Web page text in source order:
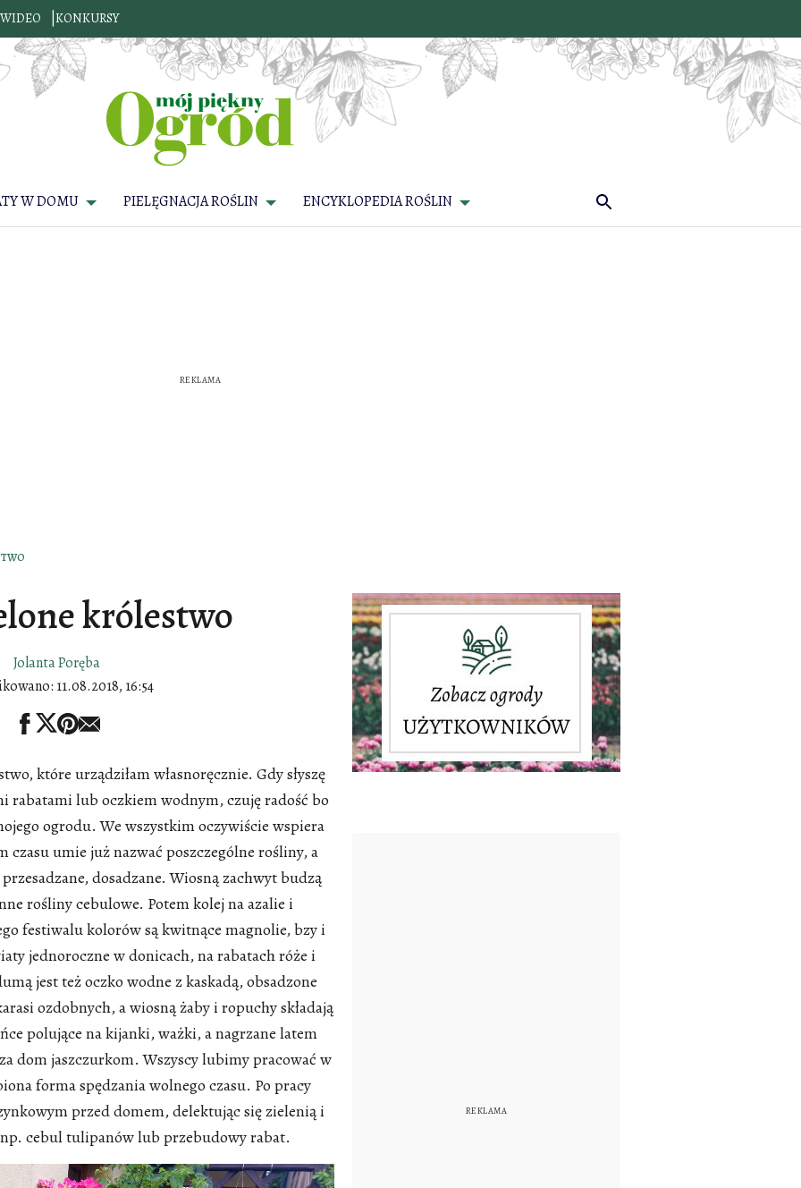
WIDEO KONKURSY
W DOMU PIELĘGNACJA ROŚLIN ENCYKLOPEDIA ROŚLIN
królestwo
Jolanta Poręba
11.08.2018, 16:54
które urządziłam własnoręcznie. Gdy słyszę
rabatami lub oczkiem wodnym, czuję radość bo
ogrodu. We wszystkim oczywiście wspiera
czasu umie już nazwać poszczególne rośliny, a
dosadzane. Wiosną zachwyt budzą
rośliny cebulowe. Potem kolej na azalie i
festiwalu kolorów są kwitnące magnolie, bzy i
jednoroczne w donicach, na rabatach róże i
jest też oczko wodne z kaskadą, obsadzone
ozdobnych, a wiosną żaby i ropuchy składają
polujące na kijanki, ważki, a nagrzane latem
dom jaszczurkom. Wszyscy lubimy pracować w
forma spędzania wolnego czasu. Po pracy
przed domem, delektując się zielenią i
cebul tulipanów lub przebudowy rabat.